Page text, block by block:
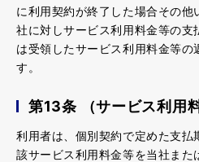
に利用契約が終了した場合その他
社に対しサービス利用料金等の支
は受領したサービス利用料金等の
す。
第13条 （サービス利用
利用者は、個別契約で定めた支払
該サービス利用料金等を当社ま